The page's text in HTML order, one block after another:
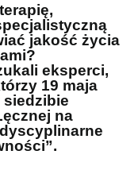
jakość życia
eksperci,
19 maja
siedzibie
na